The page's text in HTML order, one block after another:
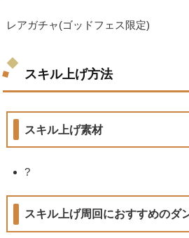
レアガチャ(ゴッドフェス限定)
スキル上げ方法
スキル上げ素材
?
スキル上げ周回におすすめのダ